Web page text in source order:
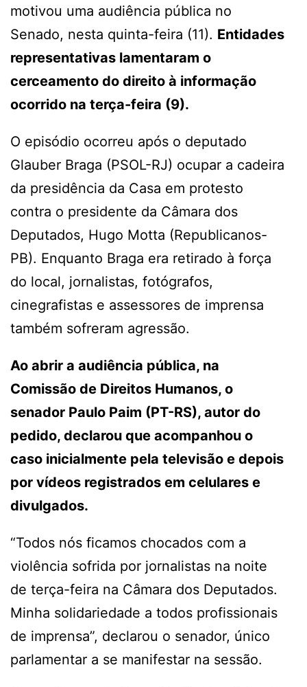
motivou uma audiência pública no
Senado, nesta quinta-feira (11). Entidades
representativas lamentaram o
cerceamento do direito à informação
ocorrido na terça-feira (9).
O episódio ocorreu após o deputado
Glauber Braga (PSOL-RJ) ocupar a cadeira
da presidência da Casa em protesto
contra o presidente da Câmara dos
Deputados, Hugo Motta (Republicanos-
PB). Enquanto Braga era retirado à força
do local, jornalistas, fotógrafos,
cinegrafistas e assessores de imprensa
também sofreram agressão.
Ao abrir a audiência pública, na
Comissão de Direitos Humanos, o
senador Paulo Paim (PT-RS), autor do
pedido, declarou que acompanhou o
caso inicialmente pela televisão e depois
por vídeos registrados em celulares e
divulgados.
“Todos nós ficamos chocados com a
violência sofrida por jornalistas na noite
de terça-feira na Câmara dos Deputados.
Minha solidariedade a todos profissionais
de imprensa”, declarou o senador, único
parlamentar a se manifestar na sessão.